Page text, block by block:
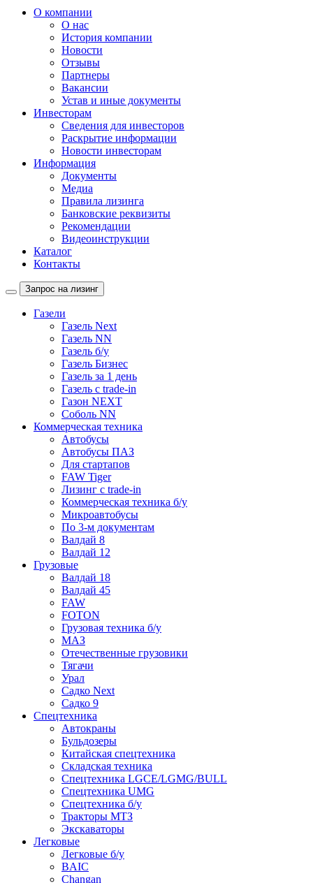
О компании
О нас
История компании
Новости
Отзывы
Партнеры
Вакансии
Устав и иные документы
Инвесторам
Сведения для инвесторов
Раскрытие информации
Новости инвесторам
Информация
Документы
Медиа
Правила лизинга
Банковские реквизиты
Рекомендации
Видеоинструкции
Каталог
Контакты
Запрос на лизинг
Газели
Газель Next
Газель NN
Газель б/у
Газель Бизнес
Газель за 1 день
Газель с trade-in
Газон NEXT
Соболь NN
Коммерческая техника
Автобусы
Автобусы ПАЗ
Для стартапов
FAW Tiger
Лизинг с trade-in
Коммерческая техника б/у
Микроавтобусы
По 3-м документам
Валдай 8
Валдай 12
Грузовые
Валдай 18
Валдай 45
FAW
FOTON
Грузовая техника б/у
МАЗ
Отечественные грузовики
Тягачи
Урал
Садко Next
Садко 9
Спецтехника
Автокраны
Бульдозеры
Китайская спецтехника
Складская техника
Спецтехника LGCE/LGMG/BULL
Спецтехника UMG
Спецтехника б/у
Тракторы МТЗ
Экскаваторы
Легковые
Легковые б/у
BAIC
Changan